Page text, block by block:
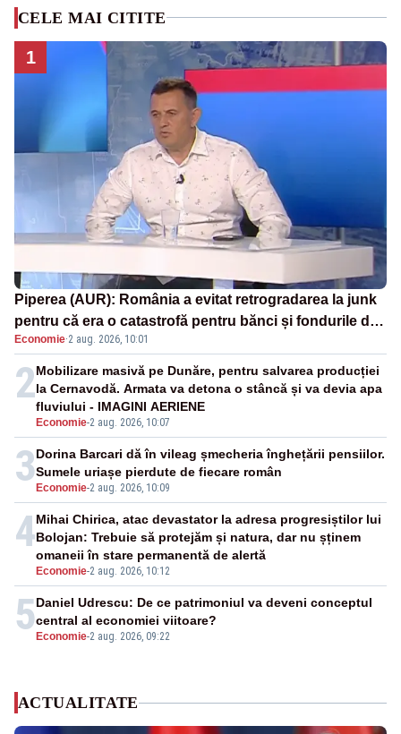
CELE MAI CITITE
1
Piperea (AUR): România a evitat retrogradarea la junk
pentru că era o catastrofă pentru bănci și fondurile de
pensii
Economie·2 aug. 2026, 10:01
2
Economie-2 aug. 2026, 10:07
Mobilizare masivă pe Dunăre, pentru salvarea producției
la Cernavodă. Armata va detona o stâncă și va devia apa
fluviului - IMAGINI AERIENE
3 Economie-2 aug. 2026, 10:09
Dorina Barcari dă în vileag șmecheria înghețării pensiilor.
Sumele uriașe pierdute de fiecare român
4
Economie-2 aug. 2026, 10:12
Mihai Chirica, atac devastator la adresa progresiștilor lui
Bolojan: Trebuie să protejăm și natura, dar nu șținem
omaneii în stare permanentă de alertă
5 Economie-2 aug. 2026, 09:22
Daniel Udrescu: De ce patrimoniul va deveni conceptul
central al economiei viitoare?
ACTUALITATE